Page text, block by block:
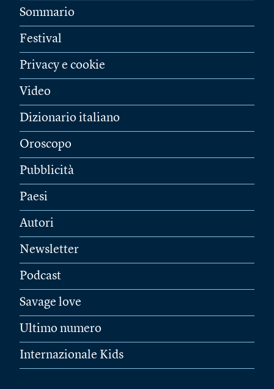
Sommario
Festival
Privacy e cookie
Video
Dizionario italiano
Oroscopo
Pubblicità
Paesi
Autori
Newsletter
Podcast
Savage love
Ultimo numero
Internazionale Kids